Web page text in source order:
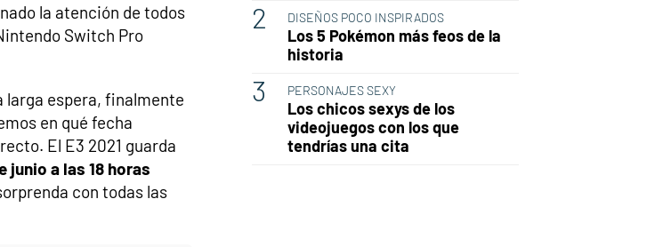
la atención de todos
Switch Pro
larga espera, finalmente
en qué fecha
El E3 2021 guarda
junio a las 18 horas
con todas las
DISEÑOS POCO INSPIRADOS
Los 5 Pokémon más feos de la
historia
PERSONAJES SEXY
Los chicos sexys de los
videojuegos con los que
tendrías una cita